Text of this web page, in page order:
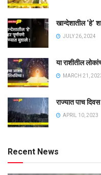
खान्देशातील ‘हे’
JULY 26, 2024
या राशीतील
MARCH 21,
राज्यात पाच
APRIL 10, 2023
Recent News